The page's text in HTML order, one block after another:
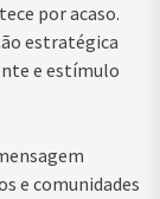
por acaso.
estratégica
e estímulo
e comunidades